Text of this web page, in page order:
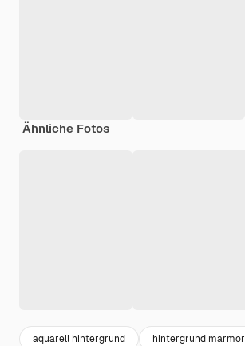
Ähnliche Fotos
aquarell hintergrund hintergrund marmor